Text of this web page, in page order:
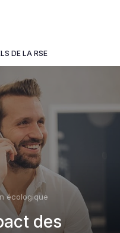
DE LA RSE
écologique
des